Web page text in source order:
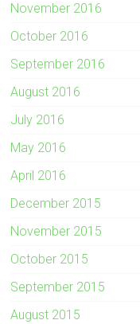
November 2016
October 2016
September 2016
August 2016
July 2016
May 2016
April 2016
December 2015
November 2015
October 2015
September 2015
August 2015